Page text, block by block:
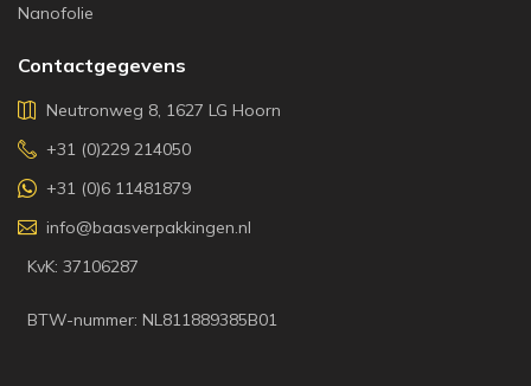
Nanofolie
Contactgegevens
Neutronweg 8, 1627 LG Hoorn
+31 (0)229 214050
+31 (0)6 11481879
info@baasverpakkingen.nl
KvK: 37106287
BTW-nummer: NL811889385B01